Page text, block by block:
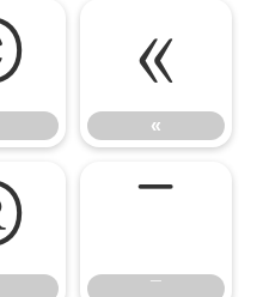
«
«
¯
¯